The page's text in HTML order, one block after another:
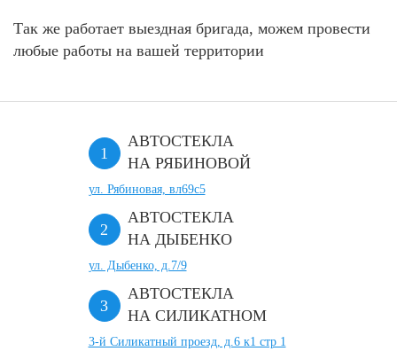
Так же работает выездная бригада, можем провести
любые работы на вашей территории
АВТОСТЕКЛА
НА РЯБИНОВОЙ
ул. Рябиновая, вл69с5
АВТОСТЕКЛА
НА ДЫБЕНКО
ул. Дыбенко, д.7/9
АВТОСТЕКЛА
НА СИЛИКАТНОМ
3-й Силикатный проезд, д.6 к1 стр 1